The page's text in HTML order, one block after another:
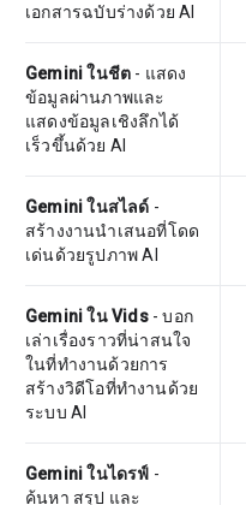
เอกสารฉบับร่างด้วย AI
Gemini ในชีต - แสดง
ข้อมูลผ่านภาพและ
แสดงข้อมูลเชิงลึกได้
เร็วขึ้นด้วย AI
Gemini ในสไลด์ -
สร้างงานนำเสนอที่โดด
เด่นด้วยรูปภาพ AI
Gemini ใน Vids- บอก
เล่าเรื่องราวที่น่าสนใจ
ในที่ทำงานด้วยการ
สร้างวิดีโอที่ทำงานด้วย
ระบบ AI
Gemini ในไดรฟ์ -
ค้นหา สรุป และ